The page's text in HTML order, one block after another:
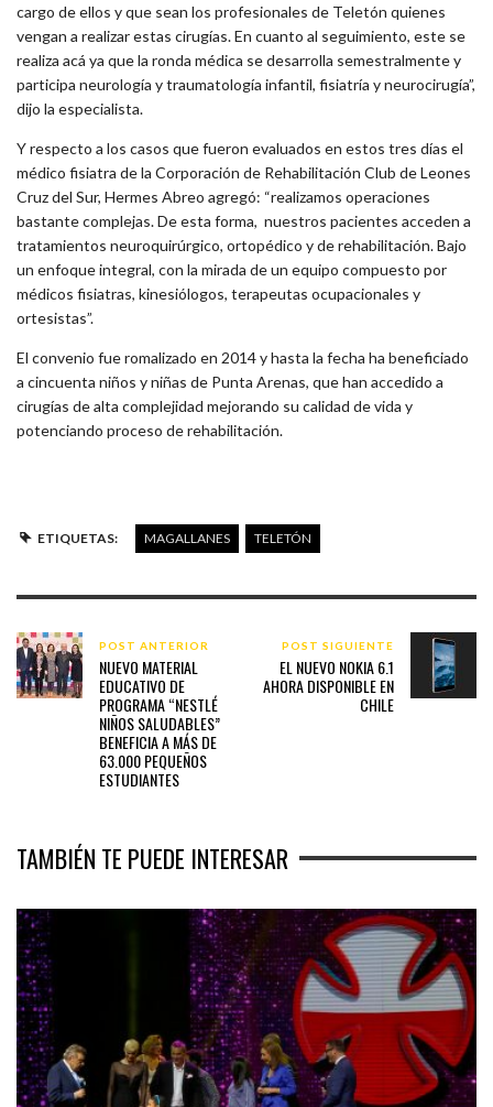
cargo de ellos y que sean los profesionales de Teletón quienes
vengan a realizar estas cirugías. En cuanto al seguimiento, este se
realiza acá ya que la ronda médica se desarrolla semestralmente y
participa neurología y traumatología infantil, fisiatría y neurocirugía”,
dijo la especialista.
Y respecto a los casos que fueron evaluados en estos tres días el
médico fisiatra de la Corporación de Rehabilitación Club de Leones
Cruz del Sur, Hermes Abreo agregó: “realizamos operaciones
bastante complejas. De esta forma, nuestros pacientes acceden a
tratamientos neuroquirúrgico, ortopédico y de rehabilitación. Bajo
un enfoque integral, con la mirada de un equipo compuesto por
médicos fisiatras, kinesiólogos, terapeutas ocupacionales y
ortesistas”.
El convenio fue romalizado en 2014 y hasta la fecha ha beneficiado
a cincuenta niños y niñas de Punta Arenas, que han accedido a
cirugías de alta complejidad mejorando su calidad de vida y
potenciando proceso de rehabilitación.
ETIQUETAS: MAGALLANES TELETÓN
POST ANTERIOR
NUEVO MATERIAL
EDUCATIVO DE
PROGRAMA “NESTLÉ
NIÑOS SALUDABLES”
BENEFICIA A MÁS DE
63.000 PEQUEÑOS
ESTUDIANTES
POST SIGUIENTE
EL NUEVO NOKIA 6.1
AHORA DISPONIBLE EN
CHILE
TAMBIÉN TE PUEDE INTERESAR